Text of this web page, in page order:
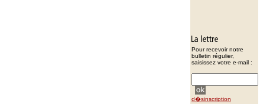
Pour recevoir notre
bulletin régulier,
saisissez votre e-mail :
d�sinscription